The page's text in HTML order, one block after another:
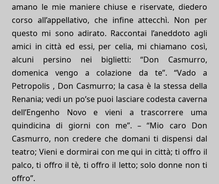
amano le mie maniere chiuse e riservate, diedero
corso all’appellativo, che infine attecchì. Non per
questo mi sono adirato. Raccontai l’aneddoto agli
amici in città ed essi, per celia, mi chiamano così,
alcuni persino nei biglietti: “Don Casmurro,
domenica vengo a colazione da te”. “Vado a
Petropolis , Don Casmurro; la casa è la stessa della
Renania; vedi un po’se puoi lasciare codesta caverna
dell’Engenho Novo e vieni a trascorrere uma
quindicina di giorni con me”. – “Mio caro Don
Casmurro, non credere che domani ti dispensi dal
teatro; Vieni e dormirai con me qui in città; ti offro il
palco, ti offro il tè, ti offro il letto; solo donne non ti
offro”.